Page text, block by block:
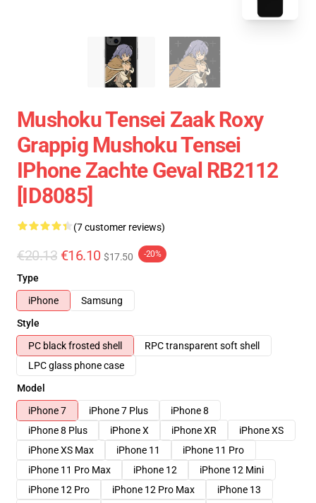
Mushoku Tensei Zaak Roxy
Grappig Mushoku Tensei
IPhone Zachte Geval RB2112
[ID8085]
(7 customer reviews)
€20.13 €16.10 $17.50 -20%
Type
iPhone
Samsung
Style
PC black frosted shell
RPC transparent soft shell
LPC glass phone case
Model
iPhone 7
iPhone 7 Plus
iPhone 8
iPhone 8 Plus
iPhone X iPhone XR
iPhone XS
iPhone XS Max
iPhone 11
iPhone 11 Pro
iPhone 11 Pro Max
iPhone 12
iPhone 12 Mini
iPhone 12 Pro
iPhone 12 Pro Max
iPhone 13